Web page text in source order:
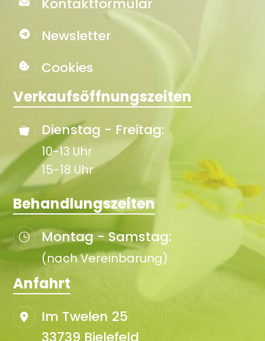
Kontaktformular
Newsletter
Cookies
Verkaufsöffnungszeiten
Dienstag - Freitag:
10-13 Uhr
15-18 Uhr
Behandlungszeiten
Montag - Samstag:
(nach Vereinbarung)
Anfahrt
Im Twelen 25
33739 Bielefeld